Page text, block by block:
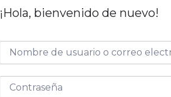
¡Hola, bienvenido de nuevo!